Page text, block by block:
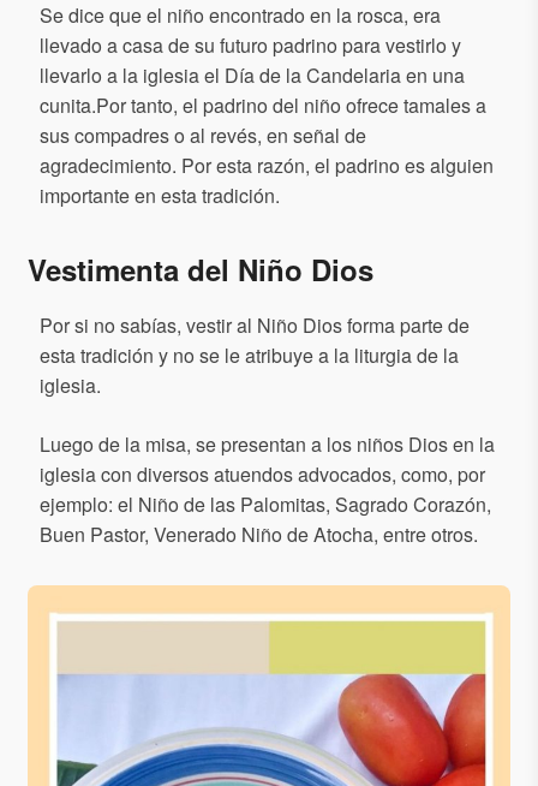
Se dice que el niño encontrado en la rosca, era
llevado a casa de su futuro padrino para vestirlo y
llevarlo a la iglesia el Día de la Candelaria en una
cunita.Por tanto, el padrino del niño ofrece tamales a
sus compadres o al revés, en señal de
agradecimiento. Por esta razón, el padrino es alguien
importante en esta tradición.
Vestimenta del Niño Dios
Por si no sabías, vestir al Niño Dios forma parte de
esta tradición y no se le atribuye a la liturgia de la
iglesia.
Luego de la misa, se presentan a los niños Dios en la
iglesia con diversos atuendos advocados, como, por
ejemplo: el Niño de las Palomitas, Sagrado Corazón,
Buen Pastor, Venerado Niño de Atocha, entre otros.